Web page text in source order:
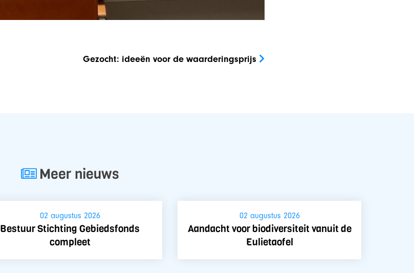
Gezocht: ideeën voor de waarderingsprijs
Meer nieuws
02 augustus 2026
Bestuur Stichting Gebiedsfonds
compleet
02 augustus 2026
Aandacht voor biodiversiteit vanuit de
Eulietaofel